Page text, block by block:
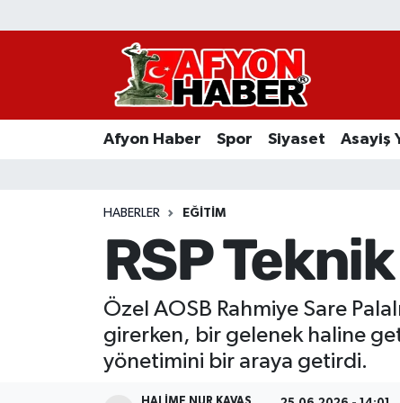
Afyon Haber Spor Siyaset Asayiş
HABERLER EĞITIM
RSP
Özel AOSB Rahmiye Sare
girerken, bir gelenek haline
yönetimini bir araya getirdi.
Afyon Haber
Asayiş Yaşam
Sivil Toplum